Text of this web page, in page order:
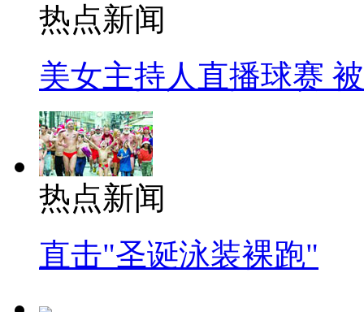
热点新闻
美女主持人直播球赛
热点新闻
直击"圣诞泳装裸跑"